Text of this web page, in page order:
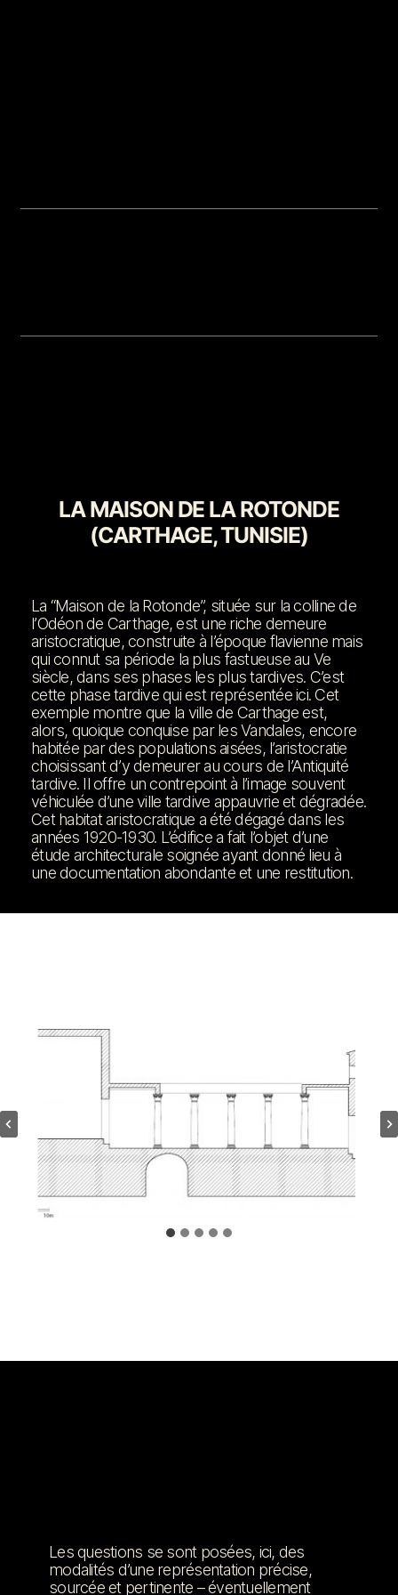
LA MAISON DE LA ROTONDE
(CARTHAGE, TUNISIE)
La “Maison de la Rotonde”, située sur la colline de
l’Odéon de Carthage, est une riche demeure
aristocratique, construite à l’époque flavienne mais
qui connut sa période la plus fastueuse au Ve
siècle, dans ses phases les plus tardives. C’est
cette phase tardive qui est représentée ici. Cet
exemple montre que la ville de Carthage est,
alors, quoique conquise par les Vandales, encore
habitée par des populations aisées, l’aristocratie
choisissant d’y demeurer au cours de l’Antiquité
tardive. Il offre un contrepoint à l’image souvent
véhiculée d’une ville tardive appauvrie et dégradée.
Cet habitat aristocratique a été dégagé dans les
années 1920-1930. L’édifice a fait l’objet d’une
étude architecturale soignée ayant donné lieu à
une documentation abondante et une restitution.
Les questions se sont posées, ici, des
modalités d’une représentation précise,
sourcée et pertinente – éventuellement